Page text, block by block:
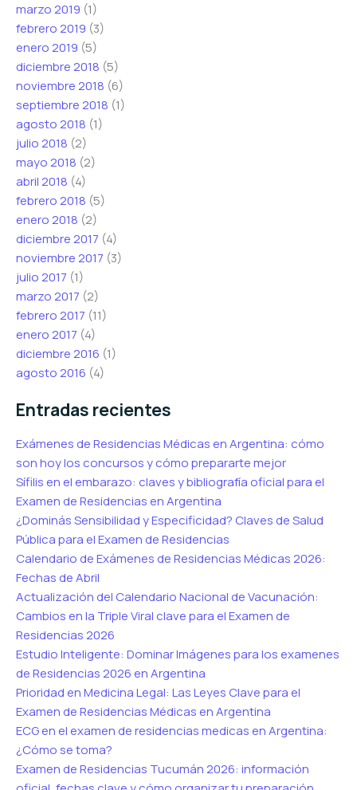
marzo 2019 (1)
febrero 2019 (3)
enero 2019 (5)
diciembre 2018 (5)
noviembre 2018 (6)
septiembre 2018 (1)
agosto 2018 (1)
julio 2018 (2)
mayo 2018 (2)
abril 2018 (4)
febrero 2018 (5)
enero 2018 (2)
diciembre 2017 (4)
noviembre 2017 (3)
julio 2017 (1)
marzo 2017 (2)
febrero 2017 (11)
enero 2017 (4)
diciembre 2016 (1)
agosto 2016 (4)
Entradas recientes
Exámenes de Residencias Médicas en Argentina: cómo
son hoy los concursos y cómo prepararte mejor
Sífilis en el embarazo: claves y bibliografía oficial para el
Examen de Residencias en Argentina
¿Dominás Sensibilidad y Especificidad? Claves de Salud
Pública para el Examen de Residencias
Calendario de Exámenes de Residencias Médicas 2026:
Fechas de Abril
Actualización del Calendario Nacional de Vacunación:
Cambios en la Triple Viral clave para el Examen de
Residencias 2026
Estudio Inteligente: Dominar Imágenes para los examenes
de Residencias 2026 en Argentina
Prioridad en Medicina Legal: Las Leyes Clave para el
Examen de Residencias Médicas en Argentina
ECG en el examen de residencias medicas en Argentina:
¿Cómo se toma?
Examen de Residencias Tucumán 2026: información